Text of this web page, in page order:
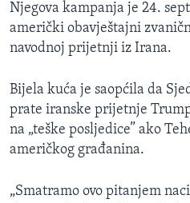
Njegova kampanja je 24.
američki obavještajni
navodnoj prijetnji iz Irana.
Bijela kuća je saopćila da
prate iranske prijetnje
na „teške posljedice” ako
američkog građanina.
„Smatramo ovo pitanjem